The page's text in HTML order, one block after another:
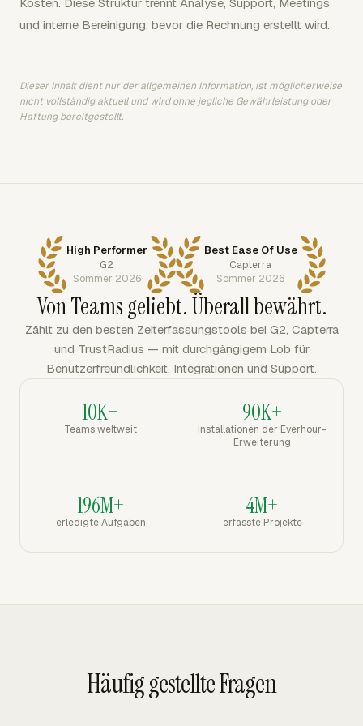
und interne Bereinigung, bevor die Rechnung erstellt wird.
Dieser Inhalt dient nur der allgemeinen Information, ist möglicherweise
nicht vollständig aktuell und wird ohne jegliche Gewährleistung oder
Haftung bereitgestellt.
High Performer
G2
Sommer 2026
Best Ease Of Use
Capterra
Sommer 2026
Von Teams geliebt. Überall bewährt.
Zählt zu den besten Zeiterfassungstools bei G2, Capterra
und TrustRadius — mit durchgängigem Lob für
Benutzerfreundlichkeit, Integrationen und Support.
10K+
Teams weltweit
90K+
Installationen der Everhour-
Erweiterung
196M+
erledigte Aufgaben
4M+
erfasste Projekte
Häufig gestellte Fragen